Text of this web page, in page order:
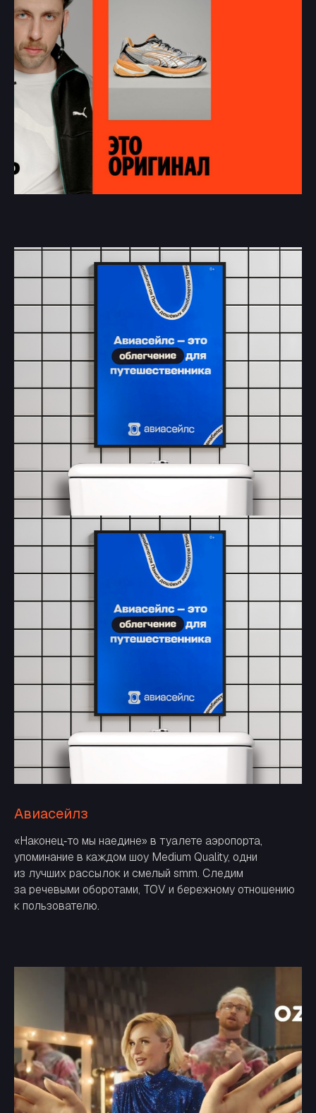
Авиасейлз
«Наконец‑то мы наедине» в туалете аэропорта,
упоминание в каждом шоу Medium Quality, одни
из лучших рассылок и смелый smm. Следим
за речевыми оборотами, TOV и бережному отношению
к пользователю.